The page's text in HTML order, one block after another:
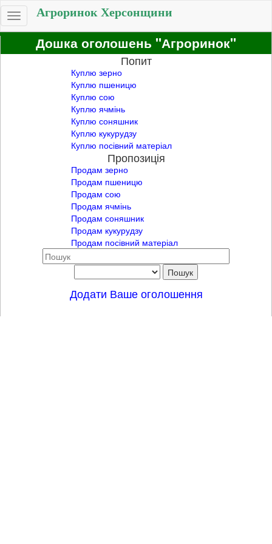
Toggle
navigation
Агроринок Херсонщини
Дошка оголошень "Агроринок"
Попит
Куплю зерно
Куплю пшеницю
Куплю сою
Куплю ячмінь
Куплю соняшник
Куплю кукурудзу
Куплю посівний матеріал
Пропозиція
Продам зерно
Продам пшеницю
Продам сою
Продам ячмінь
Продам соняшник
Продам кукурудзу
Продам посівний матеріал
Додати Ваше оголошення